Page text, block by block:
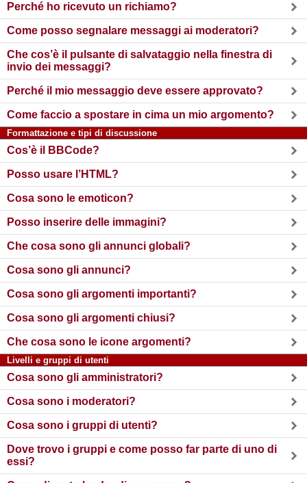
Perché ho ricevuto un richiamo?
Come posso segnalare messaggi ai moderatori?
Che cos’è il pulsante di salvataggio nella finestra di
invio dei messaggi?
Perché il mio messaggio deve essere approvato?
Come faccio a spostare in cima un mio argomento?
Formattazione e tipi di discussione
Cos’è il BBCode?
Posso usare l’HTML?
Cosa sono le emoticon?
Posso inserire delle immagini?
Che cosa sono gli annunci globali?
Cosa sono gli annunci?
Cosa sono gli argomenti importanti?
Cosa sono gli argomenti chiusi?
Che cosa sono le icone argomenti?
Livelli e gruppi di utenti
Cosa sono gli amministratori?
Cosa sono i moderatori?
Cosa sono i gruppi di utenti?
Dove trovo i gruppi e come posso far parte di uno di
essi?